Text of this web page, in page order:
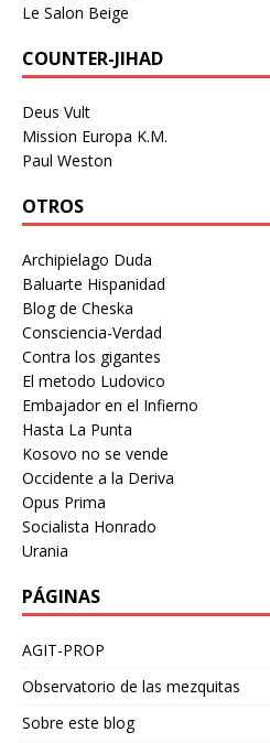
Le Salon Beige
COUNTER-JIHAD
Deus Vult
Mission Europa K.M.
Paul Weston
OTROS
Archipielago Duda
Baluarte Hispanidad
Blog de Cheska
Consciencia-Verdad
Contra los gigantes
El metodo Ludovico
Embajador en el Infierno
Hasta La Punta
Kosovo no se vende
Occidente a la Deriva
Opus Prima
Socialista Honrado
Urania
PÁGINAS
AGIT-PROP
Observatorio de las mezquitas
Sobre este blog